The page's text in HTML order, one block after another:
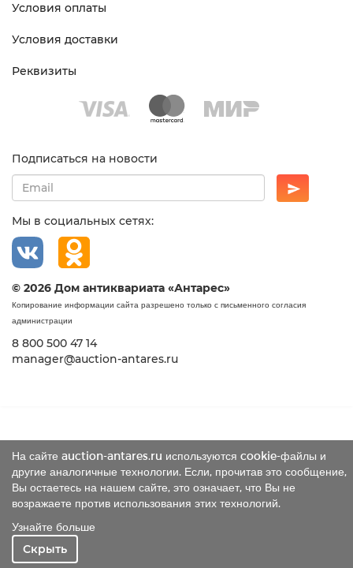
На сайте auction-antares.ru используются cookie-файлы и
другие аналогичные технологии. Если, прочитав это сообщение,
Вы остаетесь на нашем сайте, это означает, что Вы не
возражаете против использования этих технологий.
Узнайте больше
Скрыть
Условия оплаты
Условия доставки
Реквизиты
Подписаться на новости
Мы в социальных сетях:
© 2026 Дом антиквариата «Антарес»
Копирование информации сайта разрешено только с письменного согласия
администрации
8 800 500 47 14
manager@auction-antares.ru